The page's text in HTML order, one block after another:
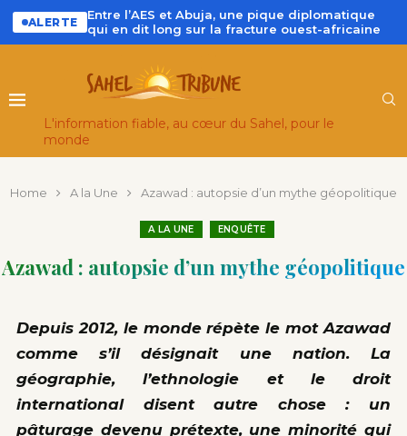
ALERTE
Entre l’AES et Abuja, une pique diplomatique
qui en dit long sur la fracture ouest-africaine
L'information fiable, au cœur du Sahel, pour le
monde
Home A la Une Azawad : autopsie d’un mythe géopolitique
A LA UNE ENQUÊTE
Azawad : autopsie d’un mythe géopolitique
Depuis 2012, le monde répète le mot Azawad
comme s’il désignait une nation. La
géographie, l’ethnologie et le droit
international disent autre chose : un
pâturage devenu prétexte, une minorité qui